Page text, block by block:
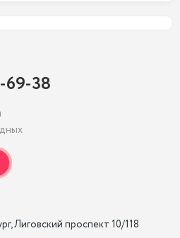
69-38